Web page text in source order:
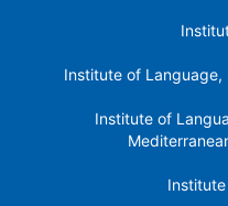
Institute of
Institute of